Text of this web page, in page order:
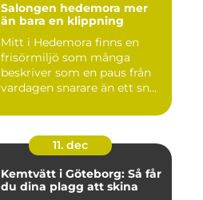
Salongen hedemora mer
än bara en klippning
Mitt i Hedemora finns en
frisörmiljö som många
beskriver som en paus från
vardagen snarare än ett sn...
11. dec
Kemtvätt i Göteborg: Så får
du dina plagg att skina